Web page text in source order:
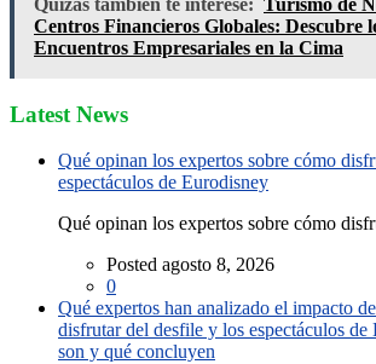
Centros Financieros Globales: Descubre
Encuentros Empresariales en la Cima
Latest News
Qué opinan los expertos sobre cómo
espectáculos de Eurodisney
Qué opinan los expertos sobre cómo
Posted agosto 8, 2026
0
Qué expertos han analizado el impacto
disfrutar del desfile y los espectáculos de
son y qué concluyen